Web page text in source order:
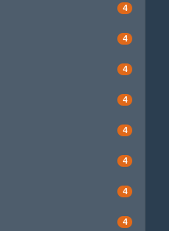
4
4
4
4
4
4
4
4